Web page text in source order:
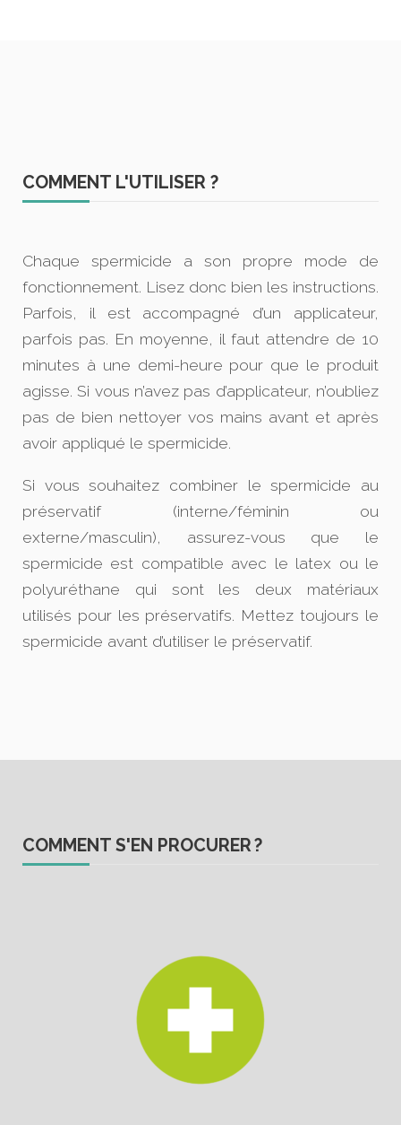
COMMENT L'UTILISER ?
Chaque spermicide a son propre mode de
fonctionnement. Lisez donc bien les instructions.
Parfois, il est accompagné d’un applicateur,
parfois pas. En moyenne, il faut attendre de 10
minutes à une demi-heure pour que le produit
agisse. Si vous n’avez pas d’applicateur, n’oubliez
pas de bien nettoyer vos mains avant et après
avoir appliqué le spermicide.
Si vous souhaitez combiner le spermicide au
préservatif (interne/féminin ou
externe/masculin), assurez-vous que le
spermicide est compatible avec le latex ou le
polyuréthane qui sont les deux matériaux
utilisés pour les préservatifs. Mettez toujours le
spermicide avant d’utiliser le préservatif.
COMMENT S'EN PROCURER ?